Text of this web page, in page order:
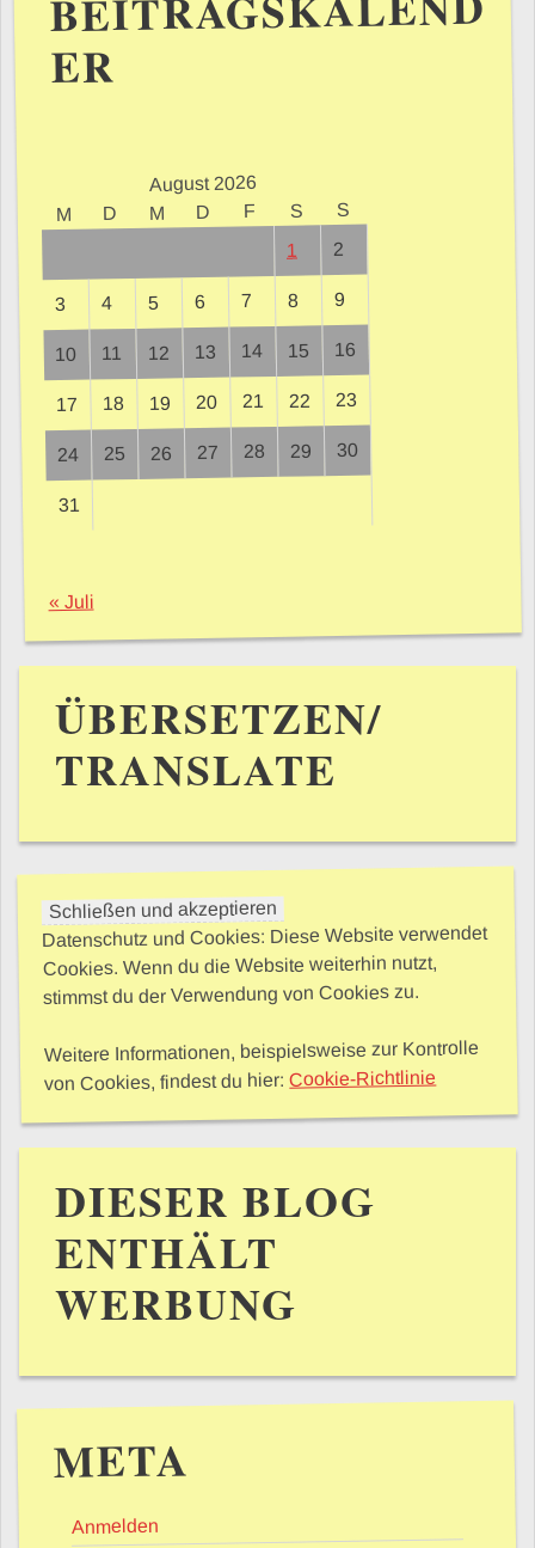
ER
August 2026
M D M D F S S
1 2
3 4 5 6 7 8 9
10 11 12 13 14 15 16
17 18 19 20 21 22 23
24 25 26 27 28 29 30
31
« Juli
ÜBERSETZEN/
TRANSLATE
Datenschutz und Cookies: Diese Website verwendet
Cookies. Wenn du die Website weiterhin nutzt,
stimmst du der Verwendung von Cookies zu.
Weitere Informationen, beispielsweise zur Kontrolle
von Cookies, findest du hier:Cookie-Richtlinie
DIESER BLOG
ENTHÄLT
WERBUNG
META
Anmelden